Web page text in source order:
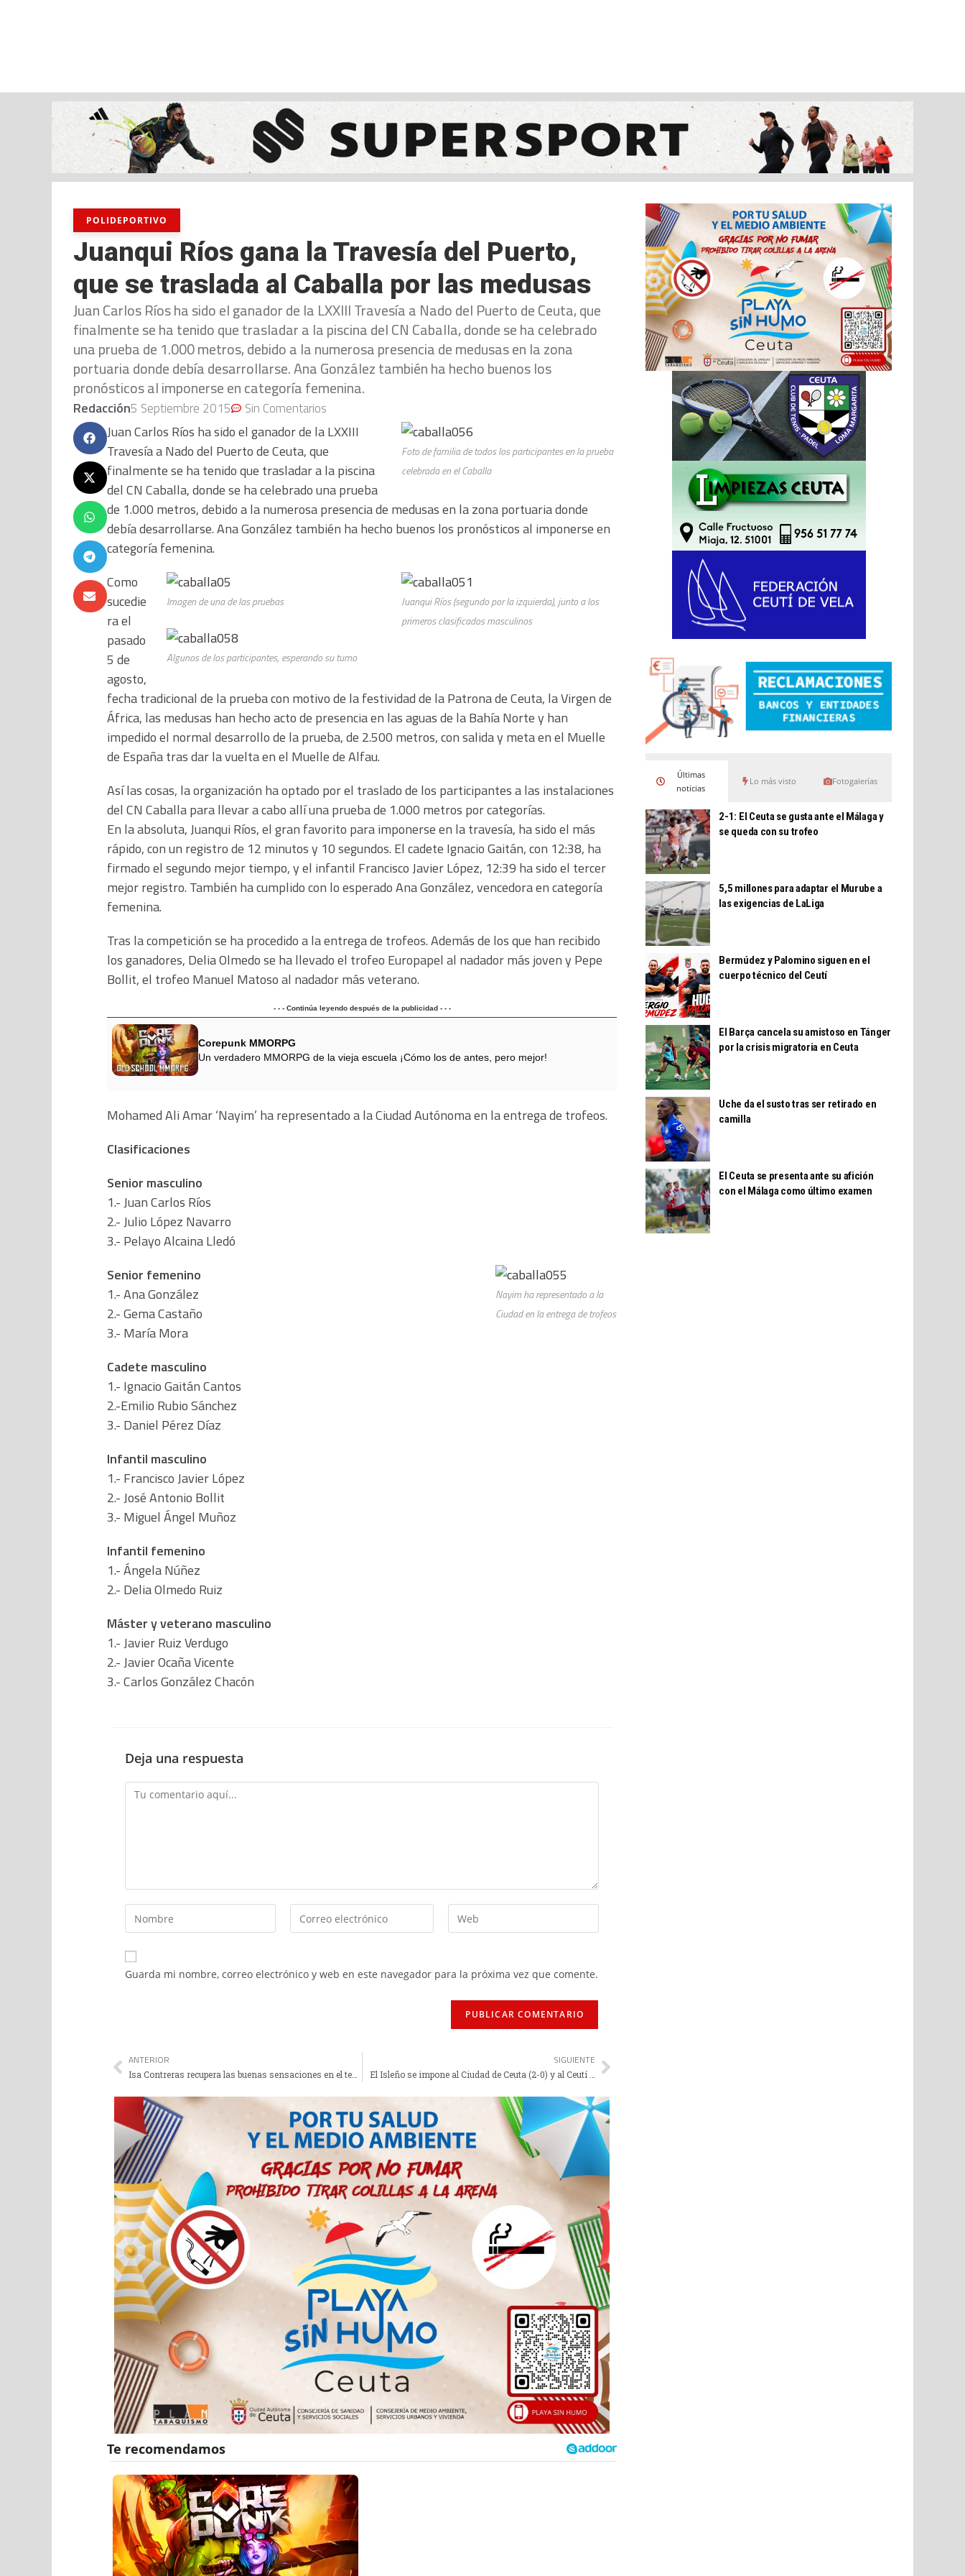
POLIDEPORTIVO
Juanqui Ríos gana la Travesía del Puerto,
que se traslada al Caballa por las medusas
Juan Carlos Ríos ha sido el ganador de la LXXIII Travesía a Nado del Puerto de Ceuta, que
finalmente se ha tenido que trasladar a la piscina del CN Caballa, donde se ha celebrado
una prueba de 1.000 metros, debido a la numerosa presencia de medusas en la zona
portuaria donde debía desarrollarse. Ana González también ha hecho buenos los
pronósticos al imponerse en categoría femenina.
Redacción5 Septiembre 2015 Sin Comentarios
Foto de familia de todos los participantes en la prueba
celebrada en el Caballa
Juan Carlos Ríos ha sido el ganador de la LXXIII
Travesía a Nado del Puerto de Ceuta, que
finalmente se ha tenido que trasladar a la piscina
del CN Caballa, donde se ha celebrado una prueba
de 1.000 metros, debido a la numerosa presencia de medusas en la zona portuaria donde
debía desarrollarse. Ana González también ha hecho buenos los pronósticos al imponerse en
categoría femenina.
Juanqui Ríos (segundo por la izquierda), junto a los
primeros clasificados masculinos
Imagen de una de las pruebas
Algunos de los participantes, esperando su turno
Como
sucedie
ra el
pasado
5 de
agosto,
fecha tradicional de la prueba con motivo de la festividad de la Patrona de Ceuta, la Virgen de
África, las medusas han hecho acto de presencia en las aguas de la Bahía Norte y han
impedido el normal desarrollo de la prueba, de 2.500 metros, con salida y meta en el Muelle
de España tras dar la vuelta en el Muelle de Alfau.
Así las cosas, la organización ha optado por el traslado de los participantes a las instalaciones
del CN Caballa para llevar a cabo allí una prueba de 1.000 metros por categorías.
En la absoluta, Juanqui Ríos, el gran favorito para imponerse en la travesía, ha sido el más
rápido, con un registro de 12 minutos y 10 segundos. El cadete Ignacio Gaitán, con 12:38, ha
firmado el segundo mejor tiempo, y el infantil Francisco Javier López, 12:39 ha sido el tercer
mejor registro. También ha cumplido con lo esperado Ana González, vencedora en categoría
femenina.
Tras la competición se ha procedido a la entrega de trofeos. Además de los que han recibido
los ganadores, Delia Olmedo se ha llevado el trofeo Europapel al nadador más joven y Pepe
Bollit, el trofeo Manuel Matoso al nadador más veterano.
- - - Continúa leyendo después de la publicidad - - -
Corepunk MMORPG
Un verdadero MMORPG de la vieja escuela ¡Cómo los de antes, pero mejor!
Mohamed Ali Amar ‘Nayim’ ha representado a la Ciudad Autónoma en la entrega de trofeos.
Clasificaciones
Senior masculino
1.- Juan Carlos Ríos
2.- Julio López Navarro
3.- Pelayo Alcaina Lledó
Nayim ha representado a la
Ciudad en la entrega de trofeos
Senior femenino
1.- Ana González
2.- Gema Castaño
3.- María Mora
Cadete masculino
1.- Ignacio Gaitán Cantos
2.-Emilio Rubio Sánchez
3.- Daniel Pérez Díaz
Infantil masculino
1.- Francisco Javier López
2.- José Antonio Bollit
3.- Miguel Ángel Muñoz
Infantil femenino
1.- Ángela Núñez
2.- Delia Olmedo Ruiz
Máster y veterano masculino
1.- Javier Ruiz Verdugo
2.- Javier Ocaña Vicente
3.- Carlos González Chacón
Deja una respuesta
Guarda mi nombre, correo electrónico y web en este navegador para la próxima vez que comente.
ANTERIOR
Isa Contreras recupera las buenas sensaciones en el test preolímpico de Brasil
SIGUIENTE
Últimas
noticias
Lo más visto Fotogalerías
2-1: El Ceuta se gusta ante el Málaga y
se queda con su trofeo
5,5 millones para adaptar el Murube a
las exigencias de LaLiga
Bermúdez y Palomino siguen en el
cuerpo técnico del Ceutí
El Barça cancela su amistoso en Tánger
por la crisis migratoria en Ceuta
Uche da el susto tras ser retirado en
camilla
El Ceuta se presenta ante su afición
con el Málaga como último examen